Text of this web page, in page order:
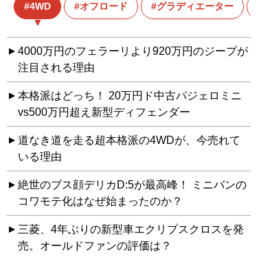
4WD オフロード グラディエーター
4000万円のフェラーリより920万円のジープが
注目される理由
本格派はどっち！ 20万円ド中古パジェロミニ
vs500万円超え新型ディフェンダー
道なき道を走る超本格派の4WDが、今売れて
いる理由
絶世のブス顔デリカD:5が最高峰！ ミニバンの
コワモテ化はなぜ始まったのか？
三菱、4年ぶりの新型車エクリプスクロスを発
売。オールドファンの評価は？